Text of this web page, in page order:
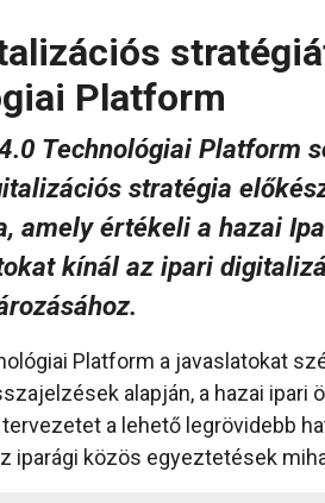
Platform
Technológiai Platform
stratégia
amely értékeli a hazai
kínál az ipari
Platform a javaslatokat
alapján, a hazai
a lehető legrövidebb
iparági közös egyeztetések